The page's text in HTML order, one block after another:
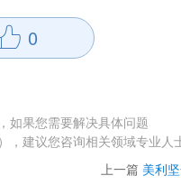
0
如果您需要解决具体问题
，建议您咨询相关领域专业人
上一篇 美利